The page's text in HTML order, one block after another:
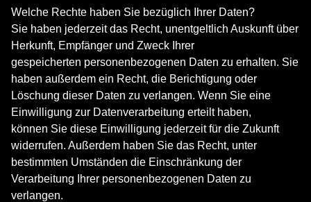
Welche Rechte haben Sie bezüglich Ihrer Daten?
Sie haben jederzeit das Recht, unentgeltlich Auskunft über
Herkunft, Empfänger und Zweck Ihrer
gespeicherten personenbezogenen Daten zu erhalten. Sie
haben außerdem ein Recht, die Berichtigung oder
Löschung dieser Daten zu verlangen. Wenn Sie eine
Einwilligung zur Datenverarbeitung erteilt haben,
können Sie diese Einwilligung jederzeit für die Zukunft
widerrufen. Außerdem haben Sie das Recht, unter
bestimmten Umständen die Einschränkung der
Verarbeitung Ihrer personenbezogenen Daten zu
verlangen.